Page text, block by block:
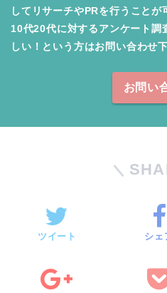
してリサーチやPRを行うことが
10代20代に対するアンケート調
しい！という方はお問い合わせ下
お問い
ツイート シェ